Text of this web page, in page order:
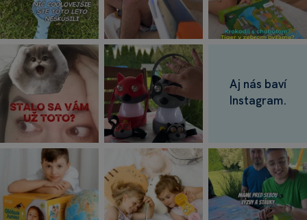
Aj nás baví
Instagram.